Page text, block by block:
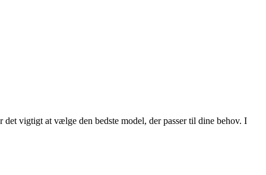
vigtigt at vælge den bedste model, der passer til dine behov. I